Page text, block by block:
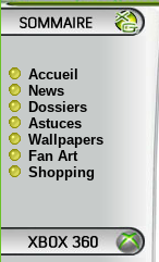
Accueil
News
Dossiers
Astuces
Wallpapers
Fan Art
Shopping